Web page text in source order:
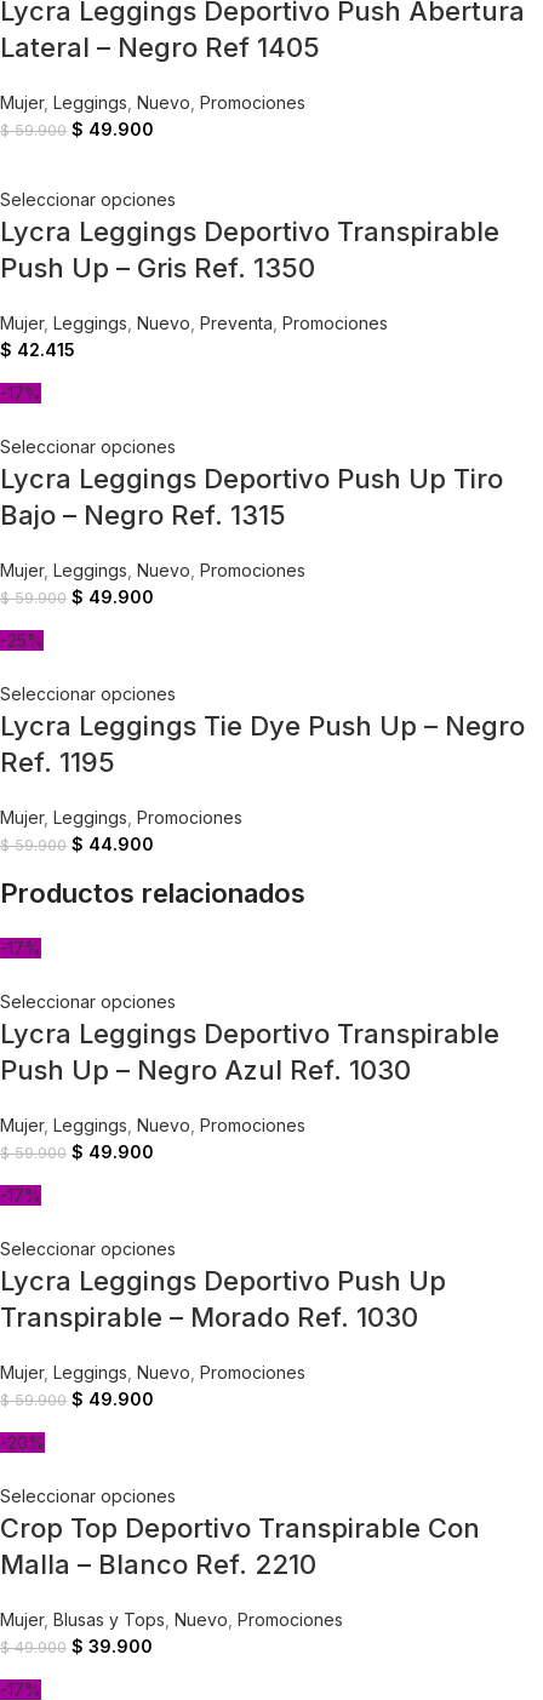
Lycra Leggings Deportivo Push Abertura
Lateral – Negro Ref 1405
Mujer, Leggings Nuevo Promociones
$59.900 $ 49.900
Seleccionar opciones
Lycra Leggings Deportivo Transpirable
Push Up – Gris Ref. 1350
Mujer, Leggings Nuevo Preventa Promociones
$ 42.415
-17%
Seleccionar opciones
Lycra Leggings Deportivo Push Up Tiro
Bajo – Negro Ref. 1315
Mujer, Leggings Nuevo Promociones
$59.900 $ 49.900
-25%
Seleccionar opciones
Lycra Leggings Tie Dye Push Up – Negro
Ref. 1195
Mujer, Leggings Promociones
$59.900 $ 44.900
Productos relacionados
-17%
Seleccionar opciones
Lycra Leggings Deportivo Transpirable
Push Up – Negro Azul Ref. 1030
Mujer, Leggings Nuevo Promociones
$59.900 $ 49.900
-17%
Seleccionar opciones
Lycra Leggings Deportivo Push Up
Transpirable – Morado Ref. 1030
Mujer, Leggings Nuevo Promociones
$59.900 $ 49.900
-20%
Seleccionar opciones
Crop Top Deportivo Transpirable Con
Malla – Blanco Ref. 2210
Mujer, Blusas y Tops Nuevo Promociones
$49.900 $ 39.900
-17%